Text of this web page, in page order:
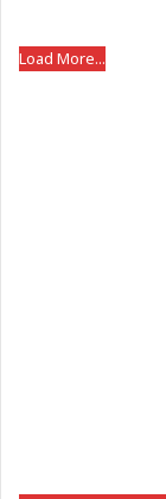
Load More...